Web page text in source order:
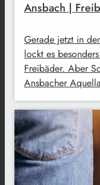
Ansbach |
Gerade jetzt in
lockt es
Freibäder. Aber
Ansbacher